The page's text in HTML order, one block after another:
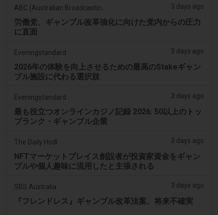
3 days ago
労働党、ギャンブル改革強化に向けた党内からの圧力
に直面
Eveningstandard 3 days ago
2026年の体験を向上させるための最高のStakeギャン
ブル施設に代わる選択肢
Eveningstandard 3 days ago
最も役立つオンラインカジノ記録 2026: 50以上のトッ
プランク・ギャンブル企業
The Daily Hodl 3 days ago
NFTマーケットプレイス創設者が投資家資金をギャン
ブルや個人趣味に流用したと主張される
SBS Australia 3 days ago
『フレンドレス』ギャンブル改革法案、将来不確実